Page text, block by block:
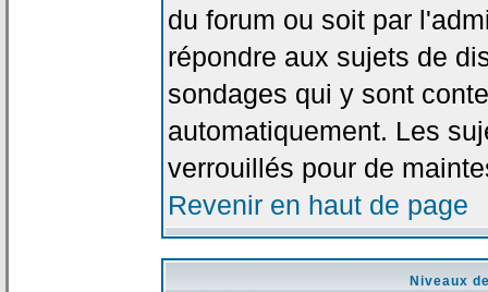
du forum ou soit par
répondre aux sujets de
sondages qui y sont
automatiquement. Les
verrouillés pour de
Revenir en haut de page
Niveaux